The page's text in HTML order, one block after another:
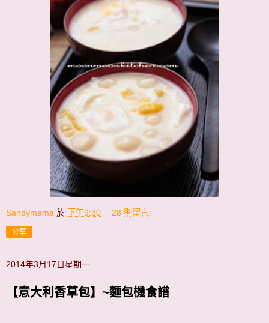
Sandymama 於 下午9:30 28 則留言:
分享
2014年3月17日星期一
【意大利香草包】~麵包機食譜